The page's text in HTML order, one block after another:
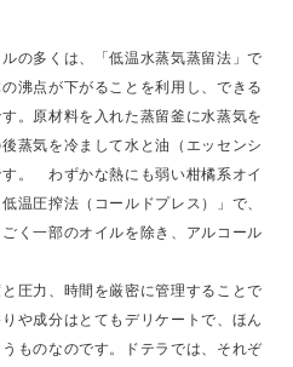
の多くは、「低温水蒸気蒸留法」で
沸点が下がることを利用し、できる
。原材料を入れた蒸留釜に水蒸気を
蒸気を冷まして水と油（エッセンシ
。 わずかな熱にも弱い柑橘系オイ
温圧搾法（コールドプレス）」で、
く一部のオイルを除き、アルコール
圧力、時間を厳密に管理することで
や成分はとてもデリケートで、ほん
ものなのです。ドテラでは、それぞ